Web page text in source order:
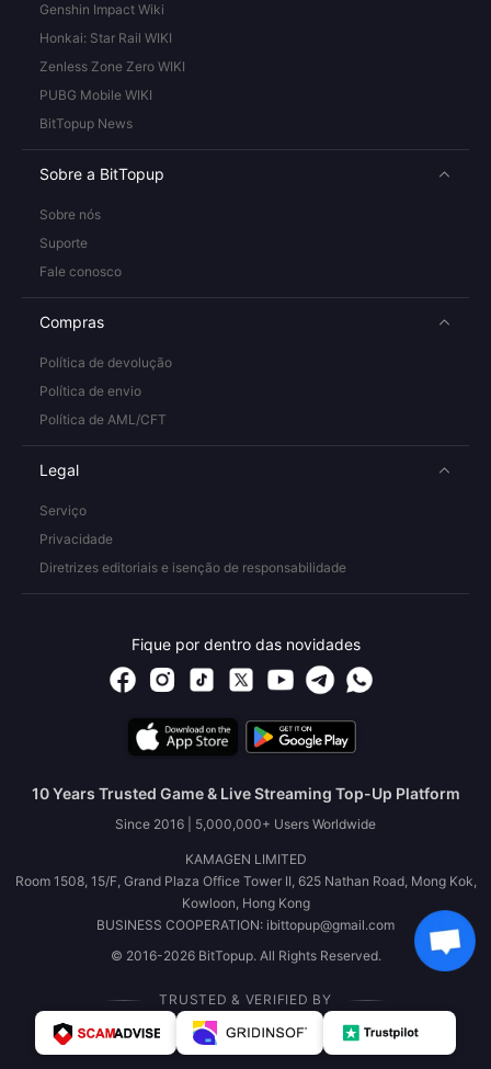
Genshin Impact Wiki
Honkai: Star Rail WIKI
Zenless Zone Zero WIKI
PUBG Mobile WIKI
BitTopup News
Sobre a BitTopup
Sobre nós
Suporte
Fale conosco
Compras
Política de devolução
Política de envio
Política de AML/CFT
Legal
Serviço
Privacidade
Diretrizes editoriais e isenção de responsabilidade
Fique por dentro das novidades
10 Years Trusted Game & Live Streaming Top-Up Platform
Since 2016 | 5,000,000+ Users Worldwide
KAMAGEN LIMITED
Room 1508, 15/F, Grand Plaza Office Tower II, 625 Nathan Road, Mong Kok,
Kowloon, Hong Kong
BUSINESS COOPERATION: ibittopup@gmail.com
© 2016-2026 BitTopup. All Rights Reserved.
TRUSTED & VERIFIED BY